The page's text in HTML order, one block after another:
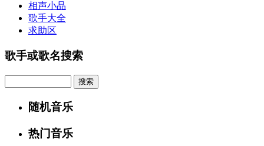
相声小品
歌手大全
求助区
歌手或歌名搜索
随机音乐
热门音乐